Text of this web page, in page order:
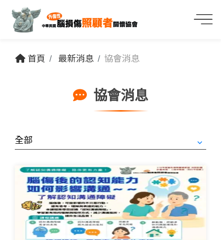
首頁 最新消息 協會消息
協會消息